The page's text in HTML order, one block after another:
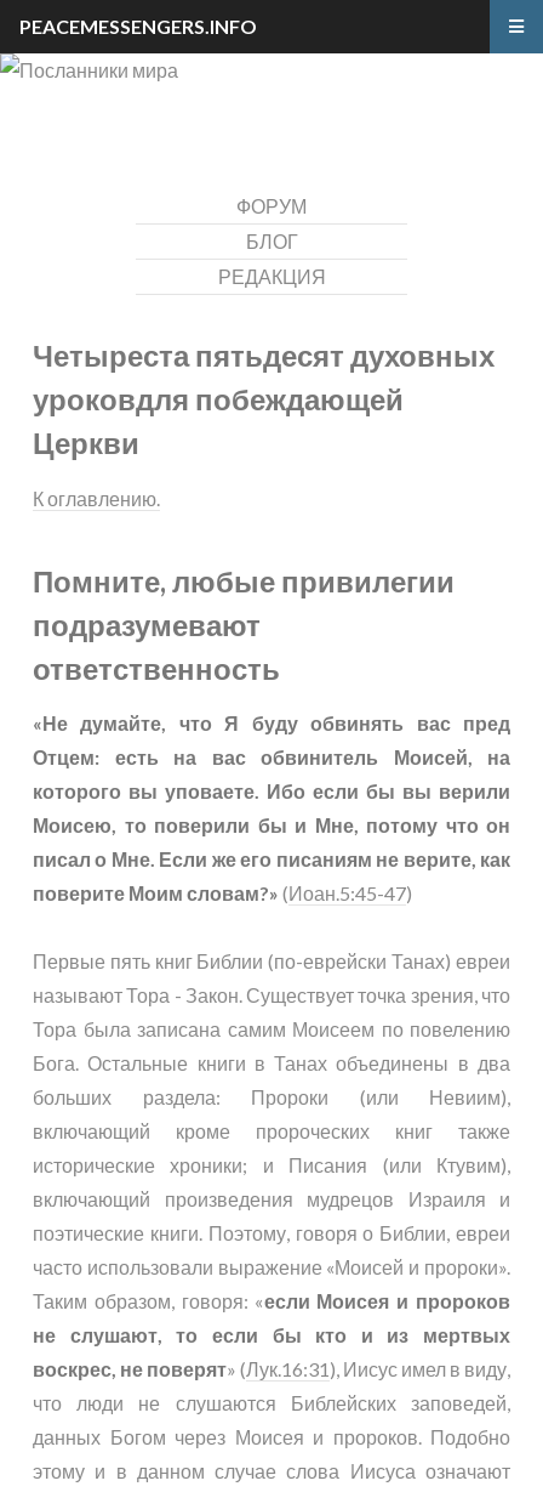
ФОРУМ
БЛОГ
РЕДАКЦИЯ
Четыреста пятьдесят духовных
уроковдля побеждающей
Церкви
К оглавлению.
Помните, любые привилегии
подразумевают
ответственность
«Не думайте, что Я буду обвинять вас пред
Отцем: есть на вас обвинитель Моисей, на
которого вы уповаете. Ибо если бы вы верили
Моисею, то поверили бы и Мне, потому что он
писал о Мне. Если же его писаниям не верите, как
поверите Моим словам?» (Иоан.5:45-47)
Первые пять книг Библии (по-еврейски Танах) евреи
называют Тора - Закон. Существует точка зрения, что
Тора была записана самим Моисеем по повелению
Бога. Остальные книги в Танах объединены в два
больших раздела: Пророки (или Невиим),
включающий кроме пророческих книг также
исторические хроники; и Писания (или Ктувим),
включающий произведения мудрецов Израиля и
поэтические книги. Поэтому, говоря о Библии, евреи
часто использовали выражение «Моисей и пророки».
Таким образом, говоря: «если Моисея и пророков
не слушают, то если бы кто и из мертвых
воскрес, не поверят» (Лук.16:31 ), Иисус имел в виду,
что люди не слушаются Библейских заповедей,
данных Богом через Моисея и пророков. Подобно
этому и в данном случае слова Иисуса означают
PEACEMESSENGERS.INFO